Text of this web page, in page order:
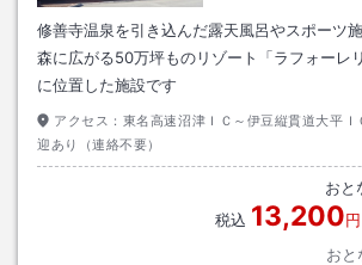
修善寺温泉を引き込んだ露天風呂やスポーツ
森に広がる50万坪ものリゾート「ラフォーレ
に位置した施設です
アクセス： 東名高速沼津ＩＣ～伊豆縦貫道大平Ｉ
迎あり（連絡不要）
おと
税込 13,200円
おと